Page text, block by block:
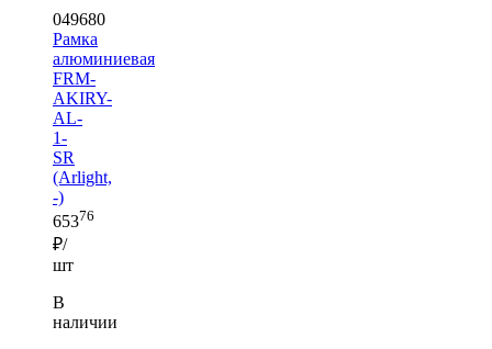
049680
Рамка
алюминиевая
FRM-
AKIRY-
AL-
1-
SR
(Arlight,
-)
65376
₽/
шт
В
наличии